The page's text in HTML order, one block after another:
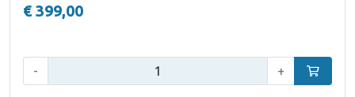
€ 399,00
- + In